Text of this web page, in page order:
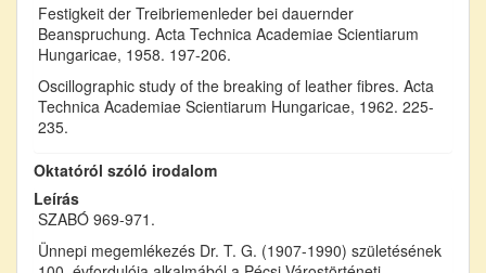
Festigkeit der Treibriemenleder bei dauernder
Beanspruchung. Acta Technica Academiae Scientiarum
Hungaricae, 1958. 197-206.
Oscillographic study of the breaking of leather fibres. Acta
Technica Academiae Scientiarum Hungaricae, 1962. 225-
235.
Oktatóról szóló irodalom
Leírás
SZABÓ 969-971.
Ünnepi megemlékezés Dr. T. G. (1907-1990) születésének